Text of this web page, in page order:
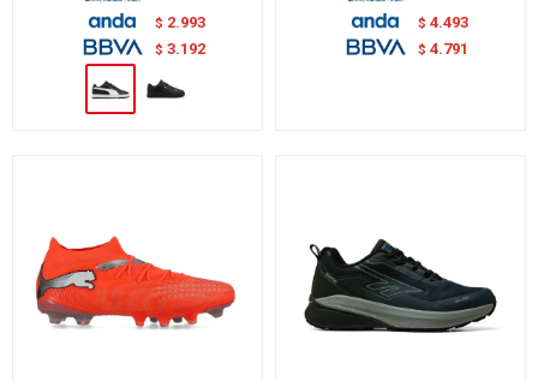
$ 2.993
$ 3.192
$ 4.493
$ 4.791